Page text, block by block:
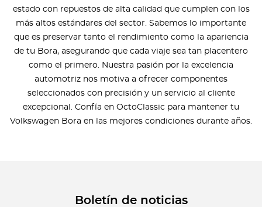
estado con repuestos de alta calidad que cumplen con los
más altos estándares del sector. Sabemos lo importante
que es preservar tanto el rendimiento como la apariencia
de tu Bora, asegurando que cada viaje sea tan placentero
como el primero. Nuestra pasión por la excelencia
automotriz nos motiva a ofrecer componentes
seleccionados con precisión y un servicio al cliente
excepcional. Confía en OctoClassic para mantener tu
Volkswagen Bora en las mejores condiciones durante años.
Boletín de noticias